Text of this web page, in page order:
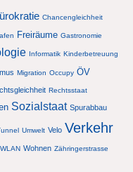
Chancengleichheit
Freiräume Gastronomie
Informatik Kinderbetreuung
Migration Occupy ÖV
Rechtsstaat
Sozialstaat Spurabbau
Umwelt Velo Verkehr
WLAN Wohnen Zähringerstrasse